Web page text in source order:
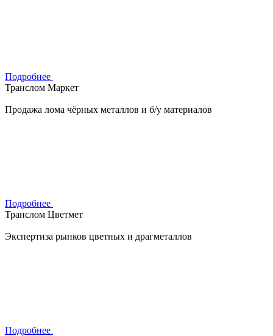
Подробнее
Транслом Маркет
Продажа лома чёрных металлов и б/у материалов
Подробнее
Транслом Цветмет
Экспертиза рынков цветных и драгметаллов
Подробнее